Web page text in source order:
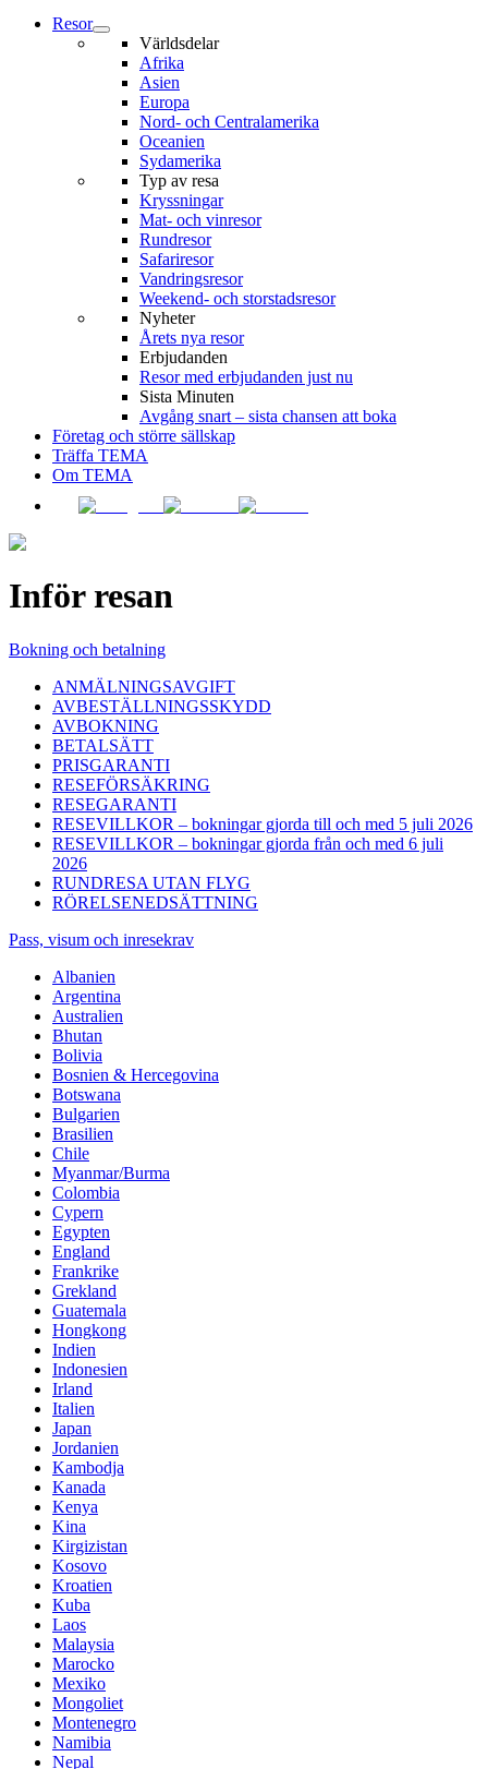
Resor
Världsdelar
Afrika
Asien
Europa
Nord- och Centralamerika
Oceanien
Sydamerika
Typ av resa
Kryssningar
Mat- och vinresor
Rundresor
Safariresor
Vandringsresor
Weekend- och storstadsresor
Nyheter
Årets nya resor
Erbjudanden
Resor med erbjudanden just nu
Sista Minuten
Avgång snart – sista chansen att boka
Företag och större sällskap
Träffa TEMA
Om TEMA
Inför resan
Bokning och betalning
ANMÄLNINGSAVGIFT
AVBESTÄLLNINGSSKYDD
AVBOKNING
BETALSÄTT
PRISGARANTI
RESEFÖRSÄKRING
RESEGARANTI
RESEVILLKOR – bokningar gjorda till och med 5 juli 2026
RESEVILLKOR – bokningar gjorda från och med 6 juli
2026
RUNDRESA UTAN FLYG
RÖRELSENEDSÄTTNING
Pass, visum och inresekrav
Albanien
Argentina
Australien
Bhutan
Bolivia
Bosnien & Hercegovina
Botswana
Bulgarien
Brasilien
Chile
Myanmar/Burma
Colombia
Cypern
Egypten
England
Frankrike
Grekland
Guatemala
Hongkong
Indien
Indonesien
Irland
Italien
Japan
Jordanien
Kambodja
Kanada
Kenya
Kina
Kirgizistan
Kosovo
Kroatien
Kuba
Laos
Malaysia
Marocko
Mexiko
Mongoliet
Montenegro
Namibia
Nepal